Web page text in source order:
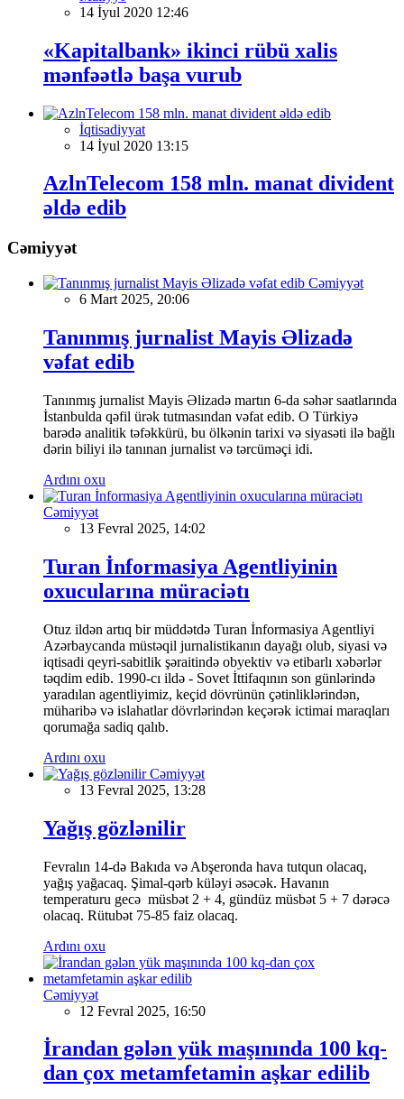
14 İyul 2020 12:46
«Kapitalbank» ikinci rübü xalis
mənfəətlə başa vurub
İqtisadiyyat
14 İyul 2020 13:15
AzlnTelecom 158 mln. manat divident
əldə edib
Cəmiyyət
Cəmiyyət
6 Mart 2025, 20:06
Tanınmış jurnalist Mayis Əlizadə
vəfat edib
Tanınmış jurnalist Mayis Əlizadə martın 6-da səhər saatlarında
İstanbulda qəfil ürək tutmasından vəfat edib. O Türkiyə
barədə analitik təfəkkürü, bu ölkənin tarixi və siyasəti ilə bağlı
dərin biliyi ilə tanınan jurnalist və tərcüməçi idi.
Ardını oxu
Cəmiyyət
13 Fevral 2025, 14:02
Turan İnformasiya Agentliyinin
oxucularına müraciətı
Otuz ildən artıq bir müddətdə Turan İnformasiya Agentliyi
Azərbaycanda müstəqil jurnalistikanın dayağı olub, siyasi və
iqtisadi qeyri-sabitlik şəraitində obyektiv və etibarlı xəbərlər
təqdim edib. 1990-cı ildə - Sovet İttifaqının son günlərində
yaradılan agentliyimiz, keçid dövrünün çətinliklərindən,
müharibə və islahatlar dövrlərindən keçərək ictimai maraqları
qorumağa sadiq qalıb.
Ardını oxu
Cəmiyyət
13 Fevral 2025, 13:28
Yağış gözlənilir
Fevralın 14-də Bakıda və Abşeronda hava tutqun olacaq,
yağış yağacaq. Şimal-qərb küləyi əsəcək. Havanın
temperaturu gecə müsbət 2 + 4, gündüz müsbət 5 + 7 dərəcə
olacaq. Rütubət 75-85 faiz olacaq.
Ardını oxu
Cəmiyyət
12 Fevral 2025, 16:50
İrandan gələn yük maşınında 100 kq-
dan çox metamfetamin aşkar edilib